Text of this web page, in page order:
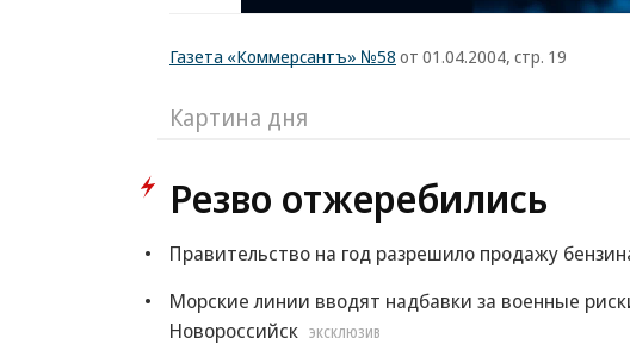
Газета «Коммерсантъ» №58 от 01.04.2004, стр. 19
Картина дня
Резво отжеребились
Правительство на год разрешило продажу
Морские линии вводят надбавки за военные
Новороссийск
ЭКСКЛЮЗИВ